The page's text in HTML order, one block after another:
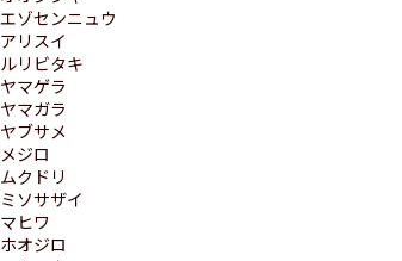
エゾセンニュウ
アリスイ
ルリビタキ
ヤマゲラ
ヤマガラ
ヤブサメ
メジロ
ムクドリ
ミソサザイ
マヒワ
ホオジロ